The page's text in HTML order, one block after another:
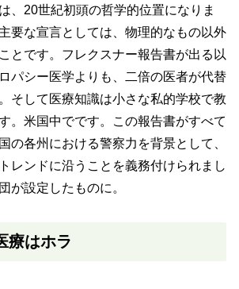
、20世紀初頭の哲学的位置になりま
要な宣言としては、物理的なもの以外
とです。フレクスナー報告書が出る以
パシー医学よりも、二倍の医者が代替
そして医療知識は小さな私的学校で教
。米国中でです。この報告書がすべて
の各州における警察力を背景として、
レンドに沿うことを義務付けられまし
が設定したものに。
療はホラ